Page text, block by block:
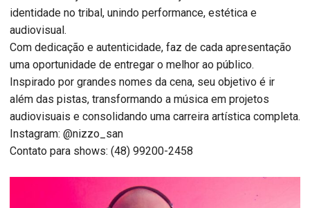
identidade no tribal, unindo performance, estética e
audiovisual.
Com dedicação e autenticidade, faz de cada apresentação
uma oportunidade de entregar o melhor ao público.
Inspirado por grandes nomes da cena, seu objetivo é ir
além das pistas, transformando a música em projetos
audiovisuais e consolidando uma carreira artística completa.
Instagram: @nizzo_san
Contato para shows: (48) 99200-2458